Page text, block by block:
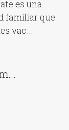
es una
familiar que
vac...